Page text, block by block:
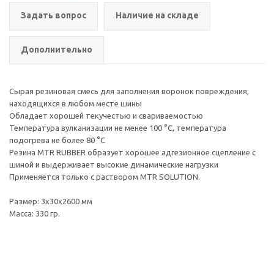
Задать вопрос Наличие на складе
Дополнительно
Сырая резиновая смесь для заполнения воронок повреждения,
находящихся в любом месте шины
Обладает хорошей текучестью и свариваемостью
Температура вулканизации не менее 100 °C, температура
подогрева не более 80 °C
Резина MTR RUBBER образует хорошее адгезионное сцепление с
шиной и выдерживает высокие динамические нагрузки
Применяется только с раствором MTR SOLUTION.
Размер: 3х30х2600 мм
Масса: 330 гр.